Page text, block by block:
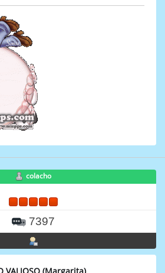
colacho
7397